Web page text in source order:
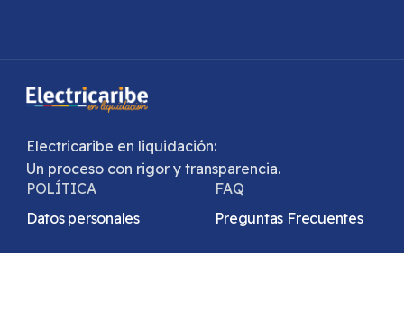
Electricaribe en liquidación:
Un proceso con rigor y transparencia.
POLÍTICA
Datos personales
FAQ
Preguntas Frecuentes